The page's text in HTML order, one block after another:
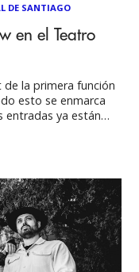
DE SANTIAGO
en el Teatro
de la primera función
esto se enmarca
entradas ya están
en